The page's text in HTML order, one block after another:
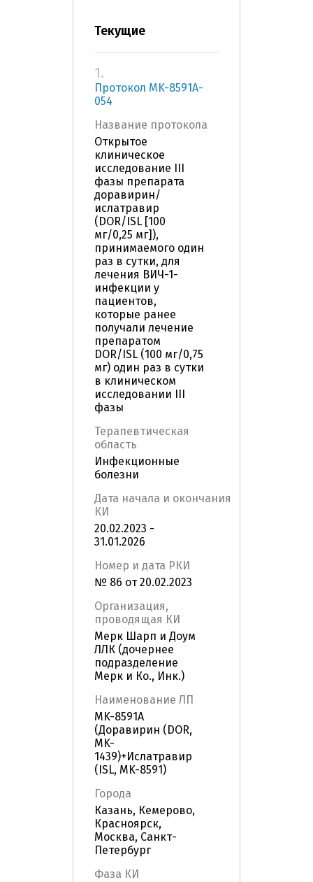
Текущие
1.
Протокол MK-8591A-
054
Название протокола
Открытое
клиническое
исследование III
фазы препарата
доравирин/
ислатравир
(DOR/ISL [100
мг/0,25 мг]),
принимаемого один
раз в сутки, для
лечения ВИЧ-1-
инфекции у
пациентов,
которые ранее
получали лечение
препаратом
DOR/ISL (100 мг/0,75
мг) один раз в сутки
в клиническом
исследовании III
фазы
Терапевтическая
область
Инфекционные
болезни
Дата начала и окончания
КИ
20.02.2023 -
31.01.2026
Номер и дата РКИ
№ 86 от 20.02.2023
Организация,
проводящая КИ
Мерк Шарп и Доум
ЛЛК (дочернее
подразделение
Мерк и Ко., Инк.)
Наименование ЛП
MK-8591A
(Доравирин (DOR,
MK-
1439)+Ислатравир
(ISL, MK-8591)
Города
Казань, Кемерово,
Красноярск,
Москва, Санкт-
Петербург
Фаза КИ